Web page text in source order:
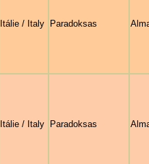
Itálie / Italy Paradoksas
Itálie / Italy Paradoksas